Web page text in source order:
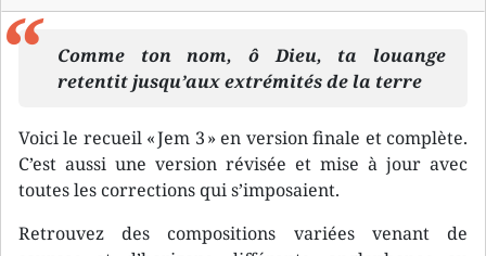
Comme ton nom, ô Dieu, ta louange
retentit jusqu’aux extrémités de la terre
Voici le recueil « Jem 3 » en version finale et complète.
C’est aussi une version révisée et mise à jour avec
toutes les corrections qui s’imposaient.
Retrouvez des compositions variées venant de